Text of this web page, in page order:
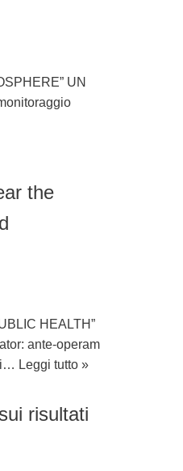
UN
the
HEALTH”
ante-operam
Leggi tutto »
risultati